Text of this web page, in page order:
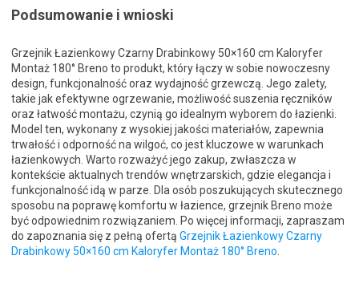
Podsumowanie i wnioski
Grzejnik Łazienkowy Czarny Drabinkowy 50×160 cm Kaloryfer
Montaż 180° Breno to produkt, który łączy w sobie nowoczesny
design, funkcjonalność oraz wydajność grzewczą. Jego zalety,
takie jak efektywne ogrzewanie, możliwość suszenia ręczników
oraz łatwość montażu, czynią go idealnym wyborem do łazienki.
Model ten, wykonany z wysokiej jakości materiałów, zapewnia
trwałość i odporność na wilgoć, co jest kluczowe w warunkach
łazienkowych. Warto rozważyć jego zakup, zwłaszcza w
kontekście aktualnych trendów wnętrzarskich, gdzie elegancja i
funkcjonalność idą w parze. Dla osób poszukujących skutecznego
sposobu na poprawę komfortu w łazience, grzejnik Breno może
być odpowiednim rozwiązaniem. Po więcej informacji, zapraszam
do zapoznania się z pełną ofertą Grzejnik Łazienkowy Czarny
Drabinkowy 50×160 cm Kaloryfer Montaż 180° Breno